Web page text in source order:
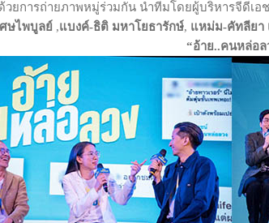
รถ่ายภาพหมู่ร่วมกัน นำทีมโดยผู้บริหารจีดีเอ
ศษไพบูลย์ ,แบงค์-ธิติ มหาโยธารักษ์, แหม่ม-คัทลียา
“อ้าย..คนหล่อล